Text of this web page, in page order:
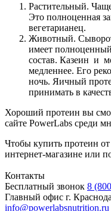
Растительный.
Это полноценная
вегетарианец.
Животный.
имеет
состав. Казеин и
медленнее. Его
ночь. Яичный
принимать в
Хороший протеин вы
сайте PowerLabs среди
Чтобы купить протеин от
интернет-магазине или
Контакты
Бесплатный звонок 8
Главный офис г.
info@powerlabsnutrition.ru